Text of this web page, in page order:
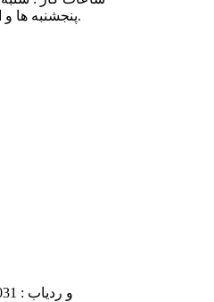
پنجشنبه ها و ایام تعطیل شرکت تعطیل است.
تلفن پشتیبانی GPS و ردیاب : 66029031-021